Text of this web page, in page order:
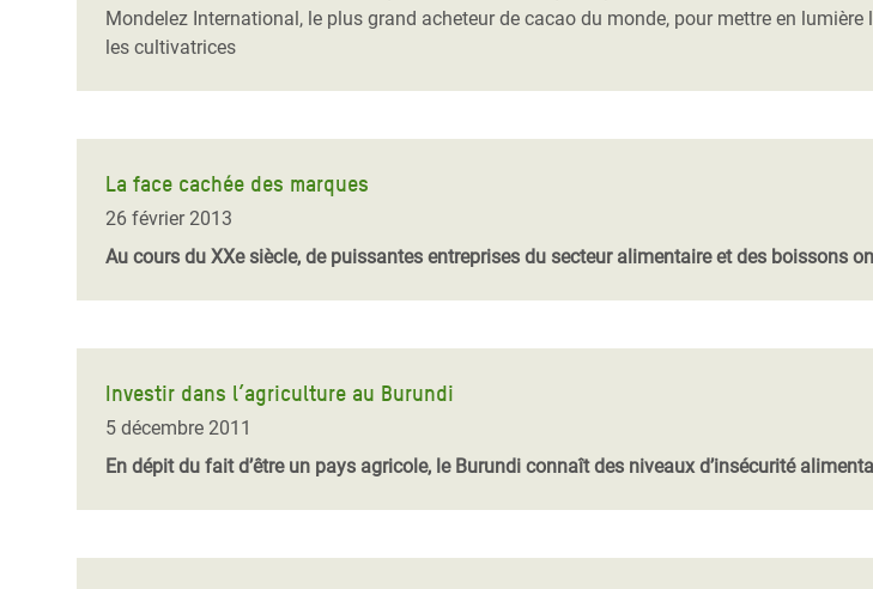
Mondelez International, le plus grand acheteur de cacao du monde, pour mettre en
les cultivatrices
La face cachée des marques
26 février 2013
Au cours du XXe siècle, de puissantes entreprises du secteur alimentaire et des boissons
Investir dans l’agriculture au Burundi
5 décembre 2011
En dépit du fait d’être un pays agricole, le Burundi connaît des niveaux d’insécurité